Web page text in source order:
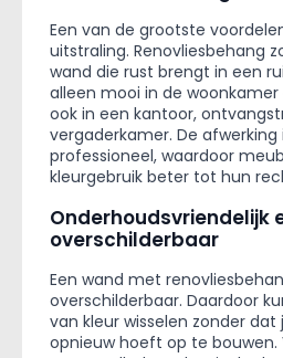
Een van de grootste
uitstraling. Renovliesbehang
wand die rust brengt in een
alleen mooi in de
ook in een kantoor,
vergaderkamer. De afwerking
professioneel, waardoor
kleurgebruik beter tot hun
Onderhoudsvriendelijk
overschilderbaar
Een wand met
overschilderbaar. Daardoor
van kleur wisselen zonder dat
opnieuw hoeft op te bouwen.